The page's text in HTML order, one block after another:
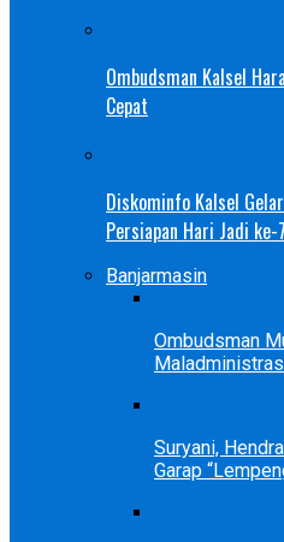
Ombudsman Kalsel
Cepat
Diskominfo Kalsel
Persiapan Hari Jadi ke-
Banjarmasin
Ombudsman
Suryani,
Garap